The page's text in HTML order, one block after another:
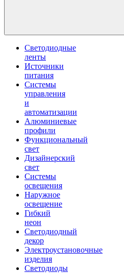
Светодиодные
ленты
Источники
питания
Системы
управления
и
автоматизации
Алюминиевые
профили
Функциональный
свет
Дизайнерский
свет
Системы
освещения
Наружное
освещение
Гибкий
неон
Светодиодный
декор
Электроустановочные
изделия
Светодиоды